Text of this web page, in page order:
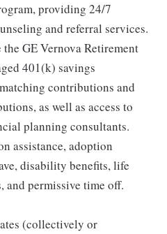
providing 24/7
and referral services.
GE Vernova Retirement
401(k) savings
contributions and
as well as access to
planning consultants.
assistance, adoption
disability benefits, life
and permissive time off.
(collectively or